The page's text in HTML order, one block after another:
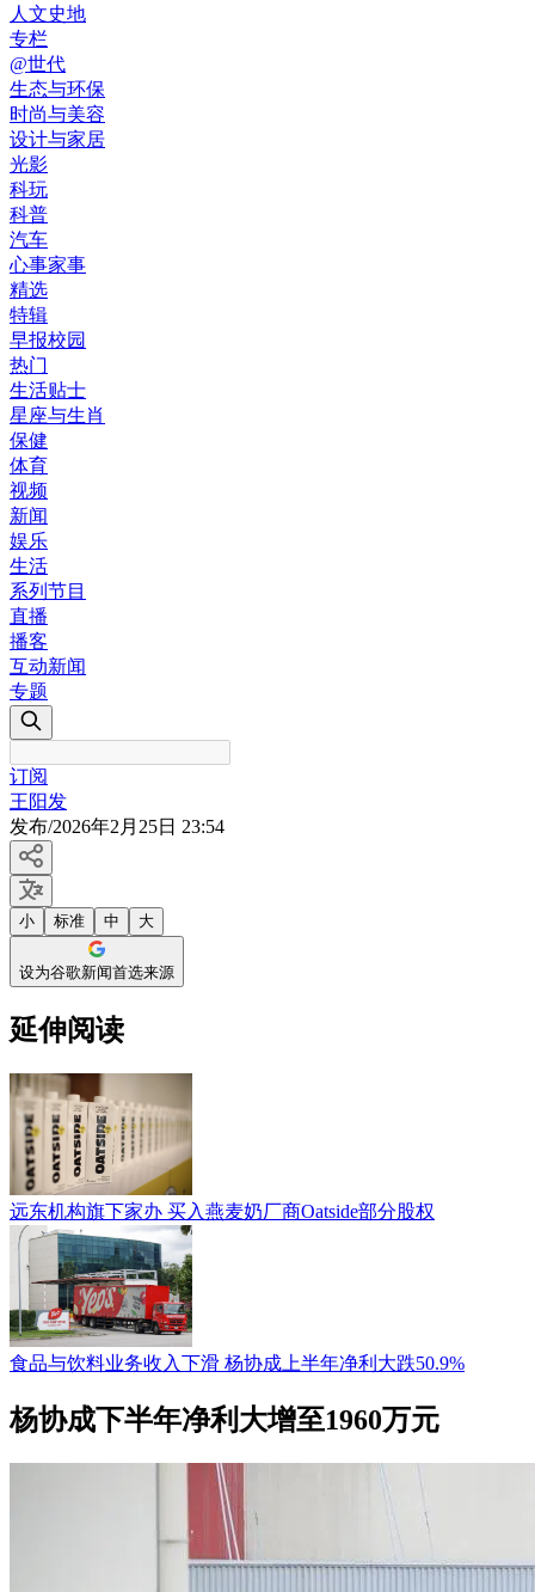
人文史地
专栏
@世代
生态与环保
时尚与美容
设计与家居
光影
科玩
科普
汽车
心事家事
精选
特辑
早报校园
热门
生活贴士
星座与生肖
保健
体育
视频
新闻
娱乐
生活
系列节目
直播
播客
互动新闻
专题
订阅
王阳发
发布/2026年2月25日 23:54
小 标准 中 大
设为谷歌新闻首选来源
延伸阅读
远东机构旗下家办 买入燕麦奶厂商Oatside部分股权
食品与饮料业务收入下滑 杨协成上半年净利大跌50.9%
杨协成下半年净利大增至1960万元